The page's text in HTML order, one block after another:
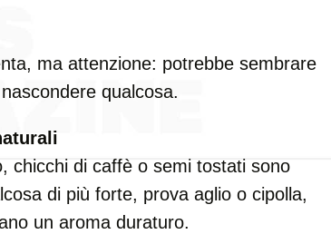
ma attenzione: potrebbe sembrare
qualcosa.
chicchi di caffè o semi tostati sono
di più forte, prova aglio o cipolla,
un aroma duraturo.